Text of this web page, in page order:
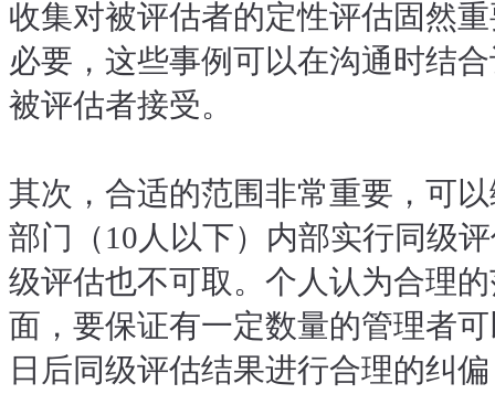
收集对被评估者的定性评估固然
必要，这些事例可以在沟通时结
被评估者接受。
其次，合适的范围非常重要，可
部门（10人以下）内部实行同级
级评估也不可取。个人认为合理
面，要保证有一定数量的管理者
日后同级评估结果进行合理的纠